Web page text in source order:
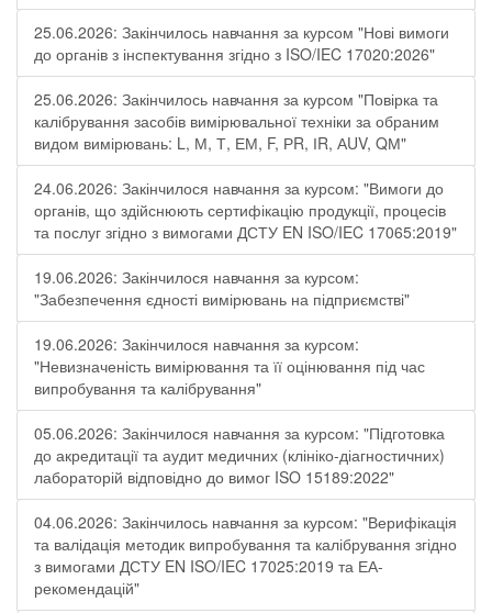
25.06.2026: Закінчилось навчання за курсом "Нові вимоги
до органів з інспектування згідно з ISO/IEC 17020:2026"
25.06.2026: Закінчилось навчання за курсом "Повірка та
калібрування засобів вимірювальної техніки за обраним
видом вимірювань: L, М, Т, ЕМ, F, РR, ІR, АUV, QМ"
24.06.2026: Закінчилося навчання за курсом: "Вимоги до
органів, що здійснюють сертифікацію продукції, процесів
та послуг згідно з вимогами ДСТУ EN ISO/IEC 17065:2019"
19.06.2026: Закінчилося навчання за курсом:
"Забезпечення єдності вимірювань на підприємстві"
19.06.2026: Закінчилося навчання за курсом:
"Невизначеність вимірювання та її оцінювання під час
випробування та калібрування"
05.06.2026: Закінчилося навчання за курсом: "Підготовка
до акредитації та аудит медичних (клініко-діагностичних)
лабораторій відповідно до вимог ISO 15189:2022"
04.06.2026: Закінчилось навчання за курсом: "Верифікація
та валідація методик випробування та калібрування згідно
з вимогами ДСТУ EN ISO/IEC 17025:2019 та ЕА-
рекомендацій"